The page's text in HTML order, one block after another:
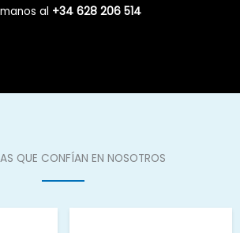
al +34 628 206 514
QUE CONFÍAN EN NOSOTROS